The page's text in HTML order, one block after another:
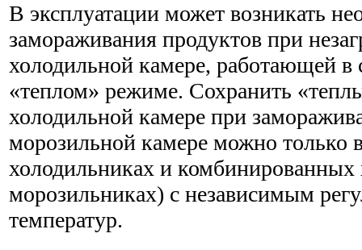
В эксплуатации может возникать
замораживания продуктов при
холодильной камере, работающей
«теплом» режиме. Сохранить
холодильной камере при
морозильной камере можно
холодильниках и комбинированных
морозильниках) с независимым
температур.